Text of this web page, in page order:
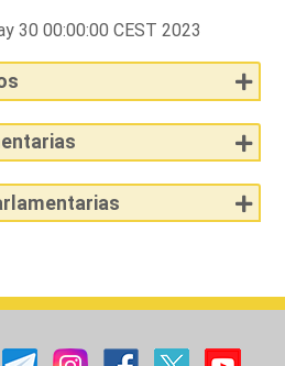
30 00:00:00 CEST 2023